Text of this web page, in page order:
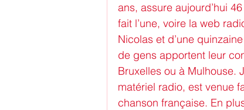
ans, assure aujourd’hui
fait l’une, voire la web
Nicolas et d’une
de gens apportent leur
Bruxelles ou à Mulhouse.
matériel radio, est venue
chanson française. En